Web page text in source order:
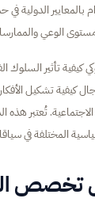
بالمعايير الدولية
الوعي
كيفية تأثير السلوك
كيفية تشكيل
الاجتماعية. تُعتبر
المختلفة في
تخصص